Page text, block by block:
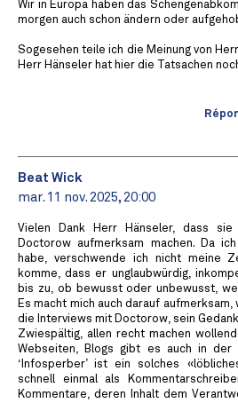
Wir in Europa haben das
morgen auch schon ändern oder
Sogesehen teile ich die Meinung von
Herr Hänseler hat hier die Tatsachen
Beat Wick
mar. 11 nov. 2025, 20:00
Vielen Dank Herr Hänseler, dass
Doctorow aufmerksam machen. Da
habe, verschwende ich nicht meine
komme, dass er unglaubwürdig,
bis zu, ob bewusst oder unbewusst,
Es macht mich auch darauf aufmerksam,
die Interviews mit Doctorow, sein
Zwiespältig, allen recht machen
Webseiten, Blogs gibt es auch in der
‘Infosperber’ ist ein solches
schnell einmal als
Kommentare, deren Inhalt dem